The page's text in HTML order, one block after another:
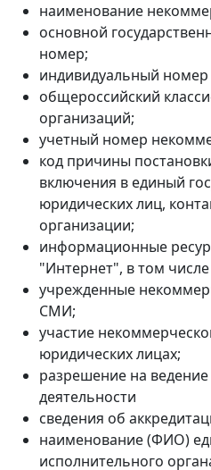
наименование
основной
номер;
индивидуальный
общероссийский
организаций;
учетный номер
код причины
включения в единый
юридических лиц,
организации;
информационные
"Интернет", в том числе
учрежденные
СМИ;
участие
юридических лицах;
разрешение на
деятельности
сведения об
наименование (ФИО)
исполнительного